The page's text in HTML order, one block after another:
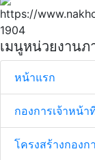
เมนูหน่วยงานภ
หน้าแรก
กองการเจ้าหน้า
โครงสร้างกองก